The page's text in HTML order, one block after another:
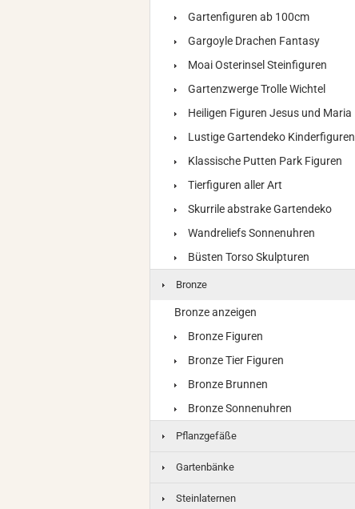
Gartenfiguren ab 100cm
Gargoyle Drachen Fantasy
Moai Osterinsel Steinfiguren
Gartenzwerge Trolle Wichtel
Heiligen Figuren Jesus und Maria
Lustige Gartendeko Kinderfiguren
Klassische Putten Park Figuren
Tierfiguren aller Art
Skurrile abstrake Gartendeko
Wandreliefs Sonnenuhren
Büsten Torso Skulpturen
Bronze
Bronze anzeigen
Bronze Figuren
Bronze Tier Figuren
Bronze Brunnen
Bronze Sonnenuhren
Pflanzgefäße
Gartenbänke
Steinlaternen